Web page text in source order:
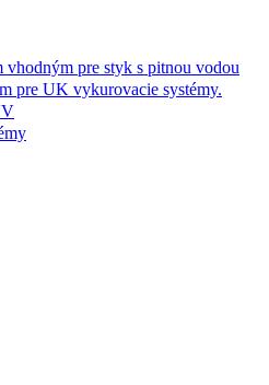
pre styk s pitnou vodou
pre UK vykurovacie systémy.